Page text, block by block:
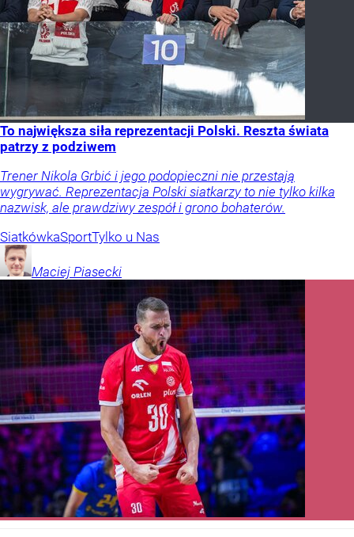
To największa siła reprezentacji Polski. Reszta świata
patrzy z podziwem
Trener Nikola Grbić i jego podopieczni nie przestają
wygrywać. Reprezentacja Polski siatkarzy to nie tylko kilka
nazwisk, ale prawdziwy zespół i grono bohaterów.
SiatkówkaSportTylko u Nas
Maciej Piasecki